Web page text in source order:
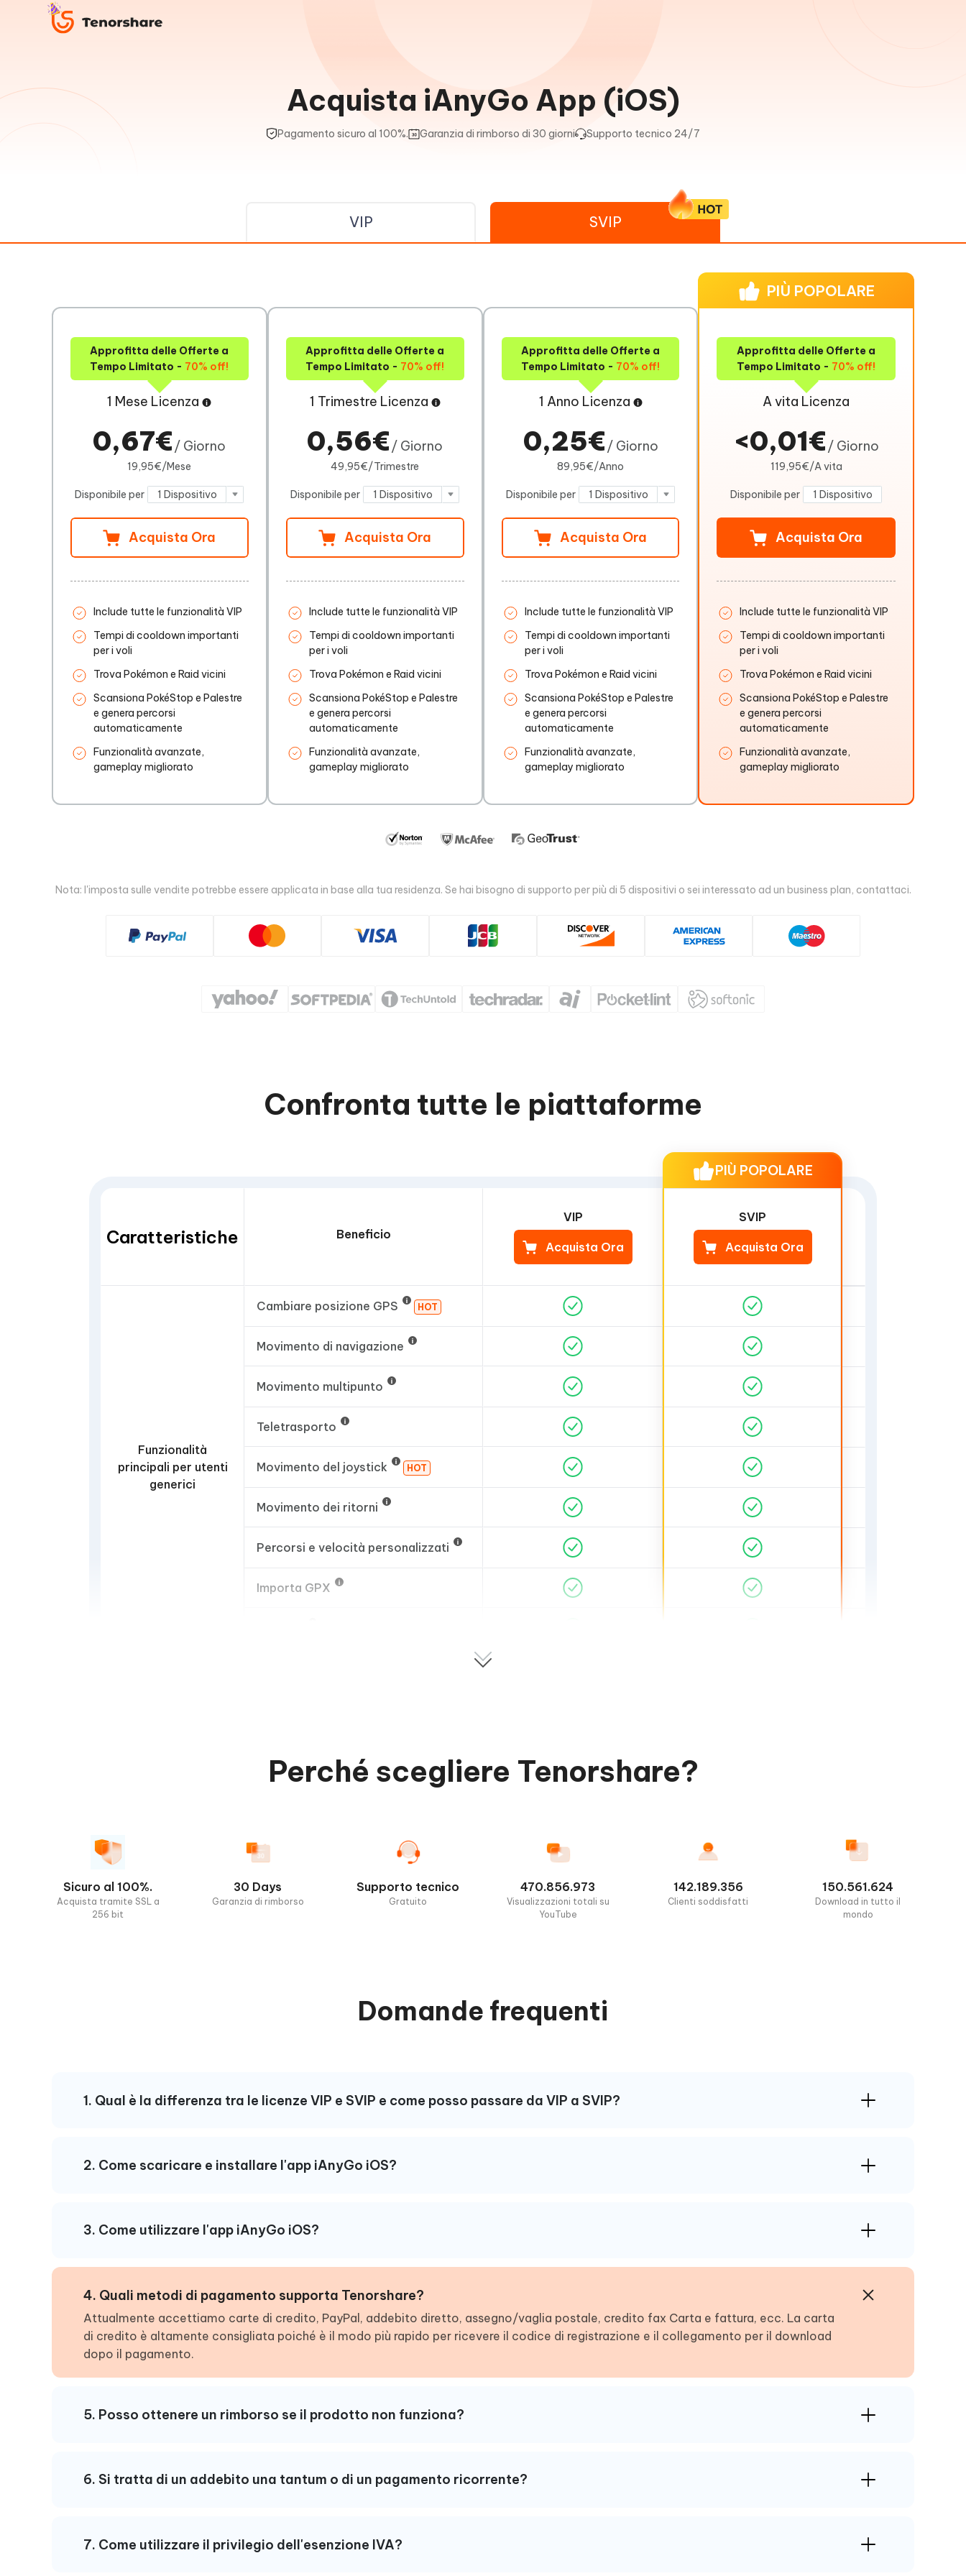
Acquista iAnyGo App (iOS)
Pagamento sicuro al 100%. Garanzia di rimborso di 30 giorni Supporto tecnico 24/7
VIP SVIP
Approfitta delle Offerte a
Tempo Limitato - 70% off!
1 Mese Licenza
0,67€/ Giorno
19,95€/Mese
Disponibile per 1 Dispositivo
Acquista Ora
Include tutte le funzionalità VIP
Tempi di cooldown importanti
per i voli
Trova Pokémon e Raid vicini
Scansiona PokéStop e Palestre
e genera percorsi
automaticamente
Funzionalità avanzate,
gameplay migliorato
Approfitta delle Offerte a
Tempo Limitato - 70% off!
1 Trimestre Licenza
0,56€/ Giorno
49,95€/Trimestre
Disponibile per 1 Dispositivo
Acquista Ora
Include tutte le funzionalità VIP
Tempi di cooldown importanti
per i voli
Trova Pokémon e Raid vicini
Scansiona PokéStop e Palestre
e genera percorsi
automaticamente
Funzionalità avanzate,
gameplay migliorato
Approfitta delle Offerte a
Tempo Limitato - 70% off!
1 Anno Licenza
0,25€/ Giorno
89,95€/Anno
Disponibile per 1 Dispositivo
Acquista Ora
Include tutte le funzionalità VIP
Tempi di cooldown importanti
per i voli
Trova Pokémon e Raid vicini
Scansiona PokéStop e Palestre
e genera percorsi
automaticamente
Funzionalità avanzate,
gameplay migliorato
PIÙ POPOLARE
Approfitta delle Offerte a
Tempo Limitato - 70% off!
A vita Licenza
<0,01€/ Giorno
119,95€/A vita
Disponibile per 1 Dispositivo
Acquista Ora
Include tutte le funzionalità VIP
Tempi di cooldown importanti
per i voli
Trova Pokémon e Raid vicini
Scansiona PokéStop e Palestre
e genera percorsi
automaticamente
Funzionalità avanzate,
gameplay migliorato
Nota: l'imposta sulle vendite potrebbe essere applicata in base alla tua residenza. Se hai bisogno di supporto per più di 5 dispositivi o sei interessato ad un business plan, contattaci.
Confronta tutte le piattaforme
Caratteristiche
Funzionalità
principali per utenti
generici
Beneficio
Cambiare posizione GPS HOT
Movimento di navigazione
Movimento multipunto
Teletrasporto
Movimento del joystick HOT
Movimento dei ritorni
Percorsi e velocità personalizzati
Importa GPX
HOT
VIP
Acquista Ora
PIÙ POPOLARE
SVIP
Acquista Ora
Perché scegliere Tenorshare?
Sicuro al 100%.
Acquista tramite SSL a
256 bit
30 Days
Garanzia di rimborso
Supporto tecnico
Gratuito
470.856.973
Visualizzazioni totali su
YouTube
142.189.356
Clienti soddisfatti
150.561.624
Download in tutto il
mondo
Domande frequenti
1. Qual è la differenza tra le licenze VIP e SVIP e come posso passare da VIP a SVIP?
2. Come scaricare e installare l'app iAnyGo iOS?
3. Come utilizzare l'app iAnyGo iOS?
4. Quali metodi di pagamento supporta Tenorshare?
Attualmente accettiamo carte di credito, PayPal, addebito diretto, assegno/vaglia postale, credito fax Carta e fattura, ecc. La carta
di credito è altamente consigliata poiché è il modo più rapido per ricevere il codice di registrazione e il collegamento per il download
dopo il pagamento.
5. Posso ottenere un rimborso se il prodotto non funziona?
6. Si tratta di un addebito una tantum o di un pagamento ricorrente?
7. Come utilizzare il privilegio dell'esenzione IVA?